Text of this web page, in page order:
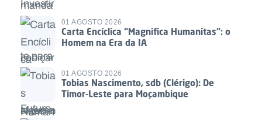
01 AGOSTO 2026
Carta Encíclica “Magnifica Humanitas”: o
Homem na Era da IA
01 AGOSTO 2026
Tobias Nascimento, sdb (Clérigo): De
Timor-Leste para Moçambique